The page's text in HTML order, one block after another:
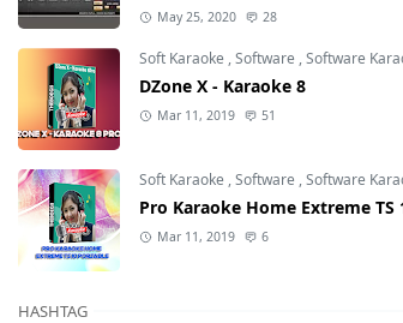
May 25, 2020 28
Soft Karaoke ,Software ,Software
DZone X - Karaoke 8
Mar 11, 2019 51
Soft Karaoke ,Software ,Software
Pro Karaoke Home Extreme TS
Mar 11, 2019 6
HASHTAG